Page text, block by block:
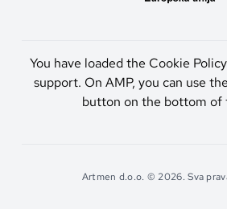
You have loaded the Cookie
support. On AMP, you can use
button on the bottom of
Artmen d.o.o. © 2026. Sva